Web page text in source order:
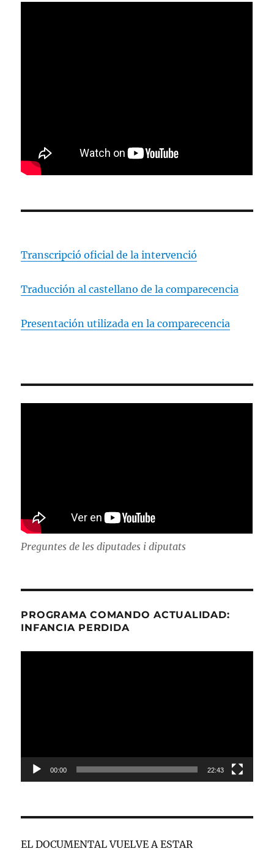
Transcripció oficial de la intervenció
Traducción al castellano de la comparecencia
Presentación utilizada en la comparecencia
Preguntes de les diputades i diputats
PROGRAMA COMANDO ACTUALIDAD:
INFANCIA PERDIDA
00:00 22:43
EL DOCUMENTAL VUELVE A ESTAR